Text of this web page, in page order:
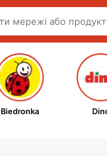
Biedronka